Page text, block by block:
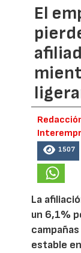
El
1507
La
un 6,1%
estable